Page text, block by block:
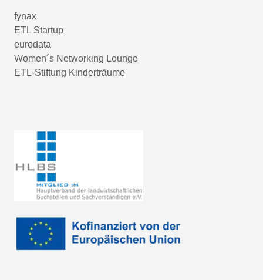
fynax
ETL Startup
eurodata
Women´s Networking Lounge
ETL-Stiftung Kinderträume